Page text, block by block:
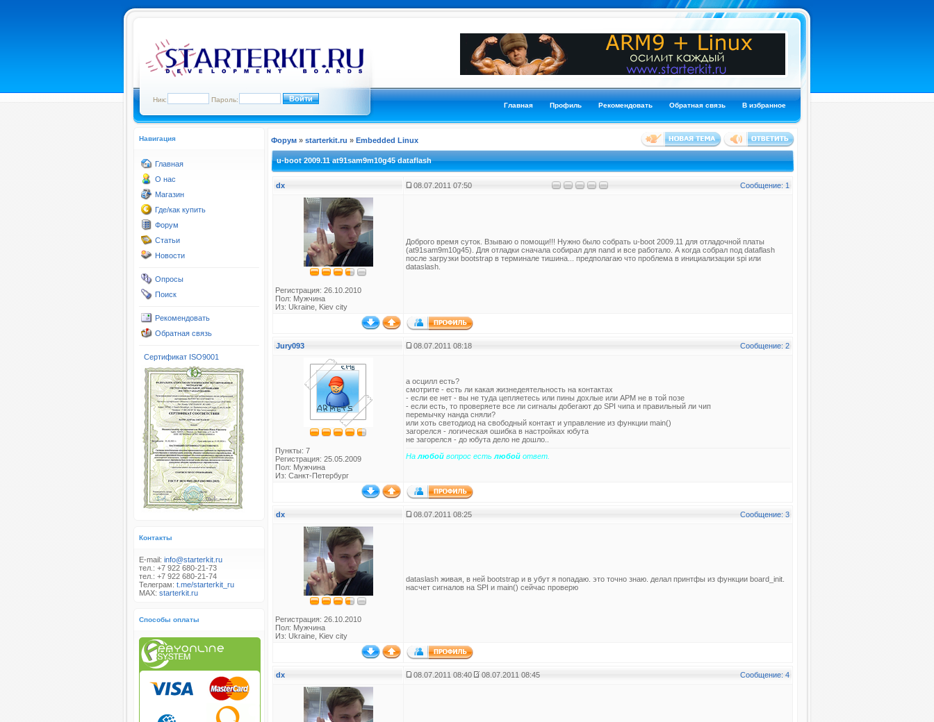
Ник: Пароль:
Главная Профиль Рекомендовать Обратная связь В избранное
Навигация
Главная
О нас
Магазин
Где/как купить
Форум
Статьи
Новости
Опросы
Поиск
Рекомендовать
Обратная связь
Сертификат ISO9001
Контакты
E-mail: info@starterkit.ru
тел.: +7 922 680-21-73
тел.: +7 922 680-21-74
Телеграм: t.me/starterkit_ru
MAX: starterkit.ru
Способы оплаты
Форум » starterkit.ru » Embedded Linux
u-boot 2009.11 at91sam9m10g45 dataflash
dx 08.07.2011 07:50 Сообщение: 1
Регистрация: 26.10.2010
Пол: Мужчина
Из: Ukraine, Kiev city
Доброго время суток. Взываю о помощи!!! Нужно было собрать u-boot 2009.11 для отладочной платы
(at91sam9m10g45). Для отладки сначала собирал для nand и все работало. А когда собрал под dataflash
после загрузки bootstrap в терминале тишина... предполагаю что проблема в инициализации spi или
dataslash.
Jury093 08.07.2011 08:18 Сообщение: 2
Пункты: 7
Регистрация: 25.05.2009
Пол: Мужчина
Из: Санкт-Петербург
а осцилл есть?
смотрите - есть ли какая жизнедеятельность на контактах
- если ее нет - вы не туда цепляетесь или пины дохлые или АРМ не в той позе
- если есть, то проверяете все ли сигналы добегают до SPI чипа и правильный ли чип
перемычку нанда сняли?
или хоть светодиод на свободный контакт и управление из функции main()
загорелся - логическая ошибка в настройках юбута
не загорелся - до юбута дело не дошло..
На любой вопрос есть любой ответ.
dx 08.07.2011 08:25 Сообщение: 3
Регистрация: 26.10.2010
Пол: Мужчина
Из: Ukraine, Kiev city
dataslash живая, в ней bootstrap и в убут я попадаю. это точно знаю. делал принтфы из функции board_init.
насчет сигналов на SPI и main() сейчас проверю
dx 08.07.2011 08:40 08.07.2011 08:45 Сообщение: 4